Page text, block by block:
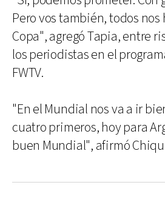
Pero vos también, todos nos
Copa", agregó Tapia, entre
los periodistas en el
FWTV.
"En el Mundial nos va a ir
cuatro primeros, hoy para
buen Mundial", afirmó